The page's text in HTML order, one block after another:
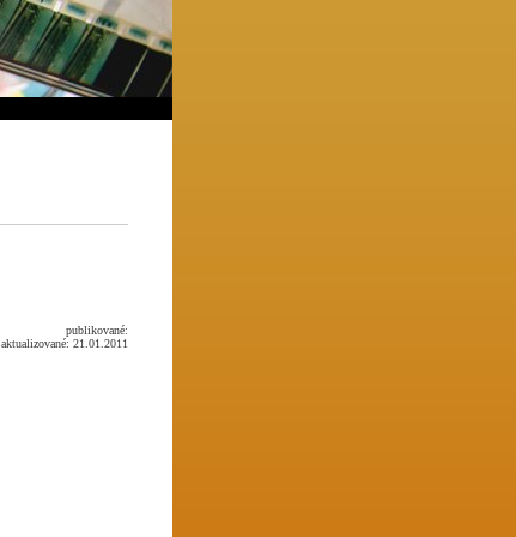
publikované:
aktualizované: 21.01.2011